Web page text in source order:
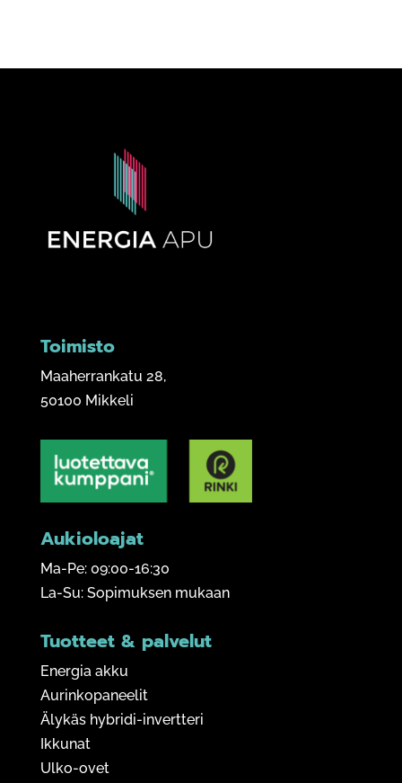
Toimisto
Maaherrankatu 28,
50100 Mikkeli
Aukioloajat
Ma-Pe: 09:00-16:30
La-Su: Sopimuksen mukaan
Tuotteet & palvelut
Energia akku
Aurinkopaneelit
Älykäs hybridi-invertteri
Ikkunat
Ulko-ovet